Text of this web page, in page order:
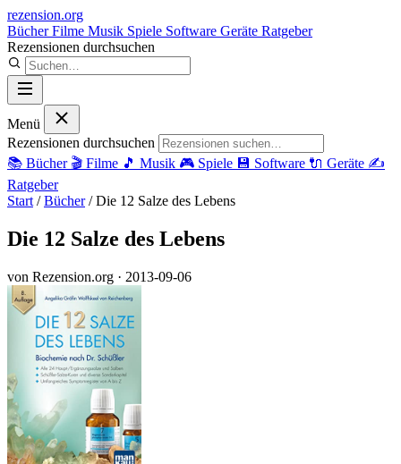
rezension.org
BücherFilme Musik Spiele Software Geräte Ratgeber
Rezensionen durchsuchen
Menü
Rezensionen durchsuchen
📚 Bücher 🎬 Filme 🎵 Musik 🎮 Spiele 💾 Software 🔌 Geräte ✍️
Ratgeber
Start / Bücher / Die 12 Salze des Lebens
Die 12 Salze des Lebens
von Rezension.org · 2013-09-06